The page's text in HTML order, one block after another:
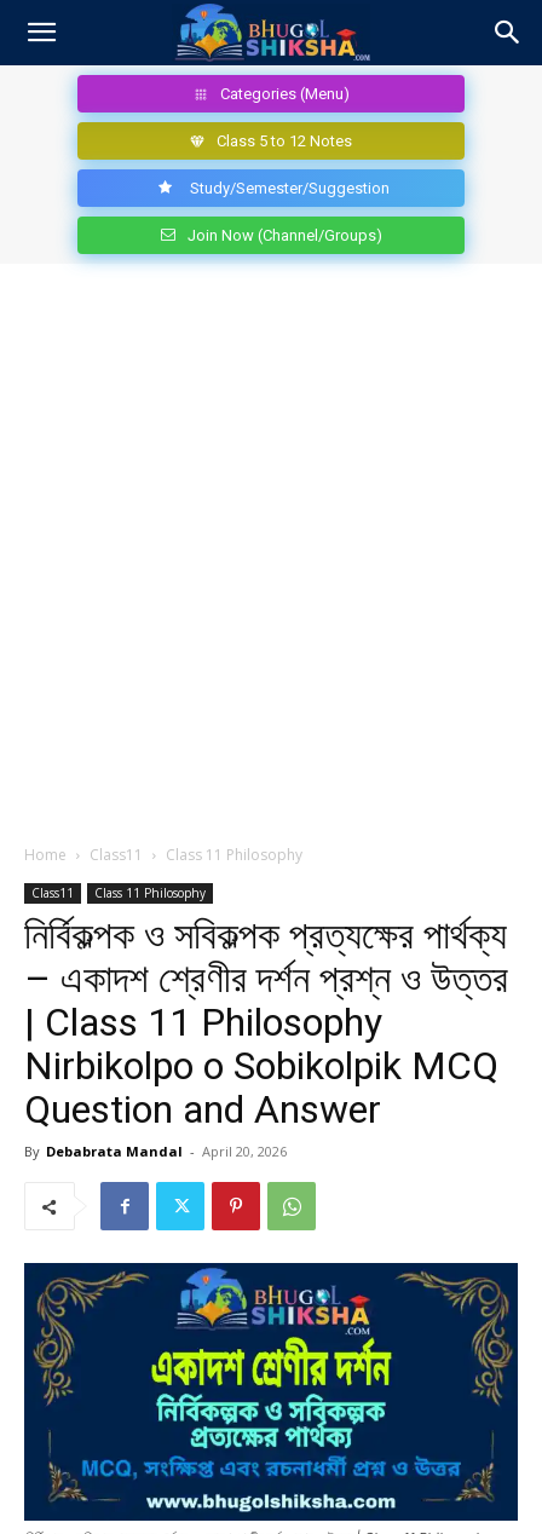
Categories (Menu)
Class 5 to 12 Notes
Study/Semester/Suggestion
Join Now (Channel/Groups)
Home Class11 Class 11 Philosophy
Class11 Class 11 Philosophy
নির্বিকল্পক ও সবিকল্পক প্রত্যক্ষের পার্থক্য
– একাদশ শ্রেণীর দর্শন প্রশ্ন ও উত্তর
| Class 11 Philosophy
Nirbikolpo o Sobikolpik MCQ
Question and Answer
By Debabrata Mandal - April 20, 2026